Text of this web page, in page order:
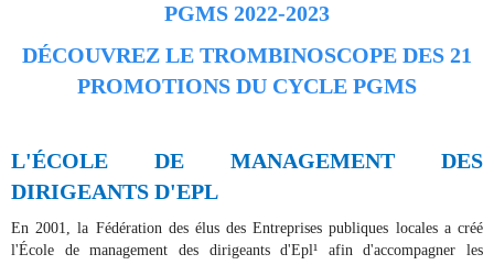
PGMS 2022-2023
DÉCOUVREZ LE TROMBINOSCOPE DES 21
PROMOTIONS DU CYCLE PGMS
L'ÉCOLE DE MANAGEMENT DES
DIRIGEANTS D'EPL
En 2001, la Fédération des élus des Entreprises publiques locales a créé
l'École de management des dirigeants d'Epl¹ afin d'accompagner les